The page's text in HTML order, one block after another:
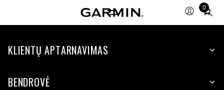
0
Total
items
cart:
KLIENTŲ APTARNAVIMAS
BENDROVĖ